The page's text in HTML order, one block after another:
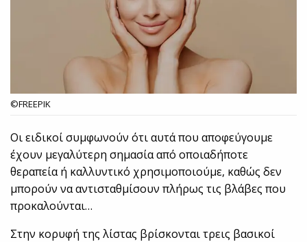
©FREEPIK
Οι ειδικοί συμφωνούν ότι αυτά που αποφεύγουμε
έχουν μεγαλύτερη σημασία από οποιαδήποτε
θεραπεία ή καλλυντικό χρησιμοποιούμε, καθώς δεν
μπορούν να αντισταθμίσουν πλήρως τις βλάβες που
προκαλούνται…
Στην κορυφή της λίστας βρίσκονται τρεις βασικοί